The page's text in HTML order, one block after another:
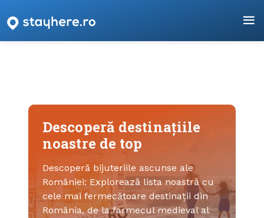
Descoperă destinațiile
noastre de top
Descoperă bijuteriile ascunse ale
României: Explorează lista noastră cu
cele mai fermecătoare destinații din
România, de la farmecul medieval al